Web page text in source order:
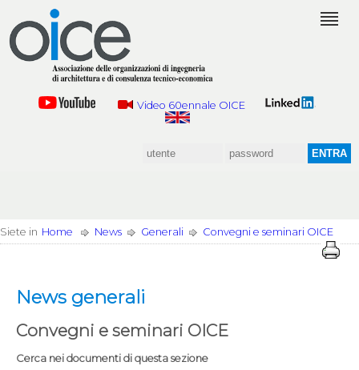
Video 60ennale OICE
Siete in Home News Generali Convegni e seminari OICE
News generali
Convegni e seminari OICE
Cerca nei documenti di questa sezione